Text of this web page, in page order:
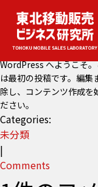
Hello world!
mob_sales_lab_admin
2022年6月8日
WordPress へようこそ
は最初の投稿です。編集
除し、コンテンツ作成を
ださい。
Categories:
未分類
|
Comments